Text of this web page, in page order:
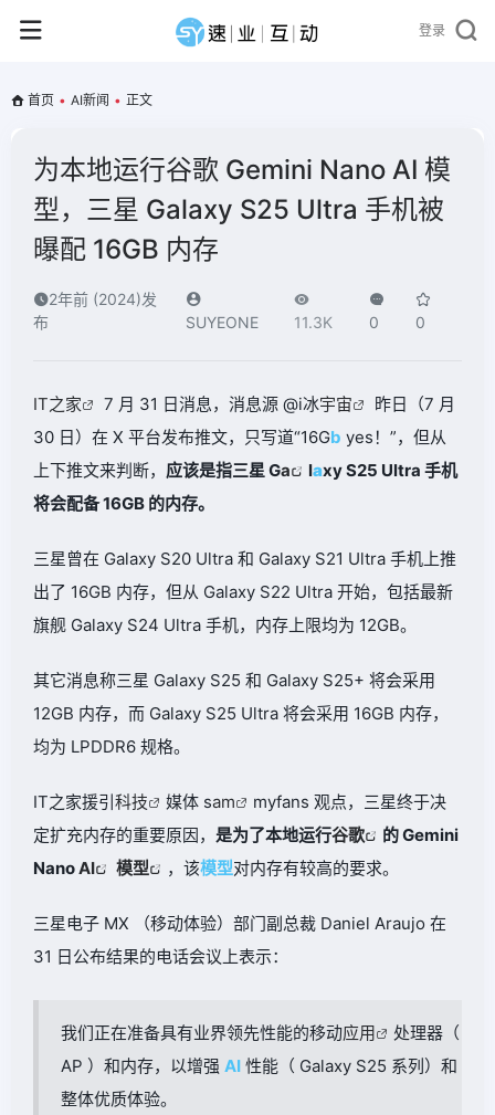
登录
首页 • AI新闻 • 正文
为本地运行谷歌 Gemini Nano AI 模
型，三星 Galaxy S25 Ultra 手机被
曝配 16GB 内存
2年前 (2024)发
布
SUYEONE 11.3K 0 0
IT之家 7 月 31 日消息，消息源 @i冰宇宙
昨日（7 月
30 日）在 X 平台发布推文，只写道“16Gb yes！”，但从
上下推文来判断， 应该是指三星 Ga laxy S25 Ultra 手机
将会配备 16GB 的内存。
三星曾在 Galaxy S20 Ultra 和 Galaxy S21 Ultra 手机上推
出了 16GB 内存，但从 Galaxy S22 Ultra 开始，包括最新
旗舰 Galaxy S24 Ultra 手机，内存上限均为 12GB。
其它消息称三星 Galaxy S25 和 Galaxy S25+ 将会采用
12GB 内存，而 Galaxy S25 Ultra 将会采用 16GB 内存，
均为 LPDDR6 规格。
IT之家援引科技 媒体 sam
myfans 观点，三星终于决
定扩充内存的重要原因， 是为了本地运行谷歌
的 Gemini
NanoAI 模型 ，该模型对内存有较高的要求。
三星电子 MX （移动体验）部门副总裁 Daniel Araujo 在
31 日公布结果的电话会议上表示：
我们正在准备具有业界领先性能的移动应用
处理器（
AP ）和内存，以增强 AI 性能（ Galaxy S25 系列）和
整体优质体验。